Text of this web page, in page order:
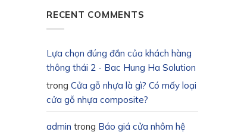
RECENT COMMENTS
Lựa chọn đúng đắn của khách hàng
thông thái 2 - Bac Hung Ha Solution
trong Cửa gỗ nhựa là gì? Có mấy loại
cửa gỗ nhựa composite?
admin trong Báo giá cửa nhôm hệ